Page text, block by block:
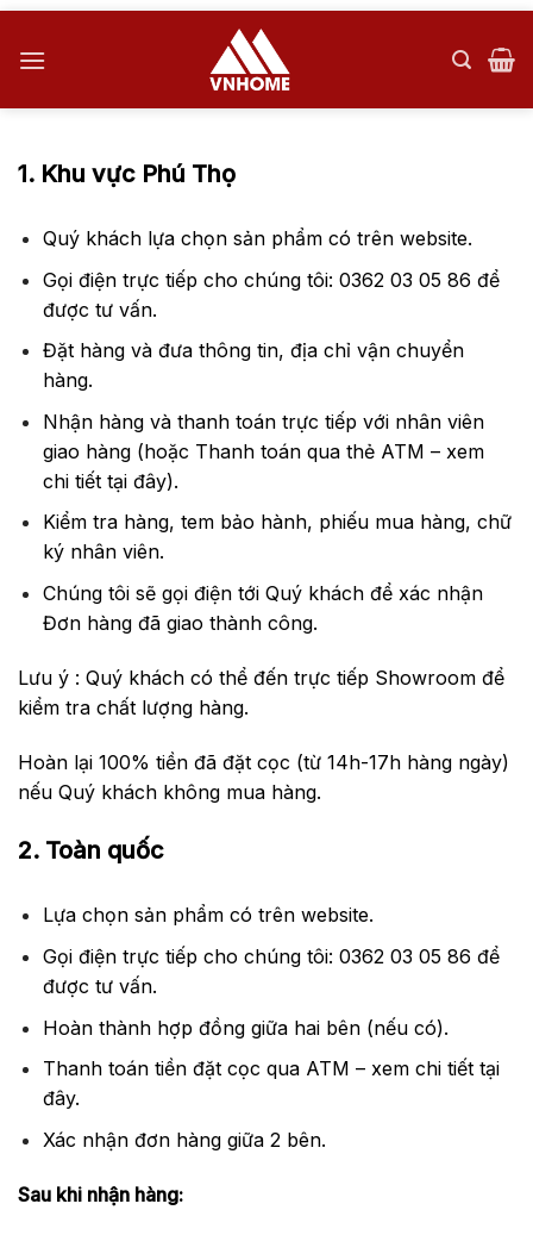
Skip
content
1. Khu vực Phú Thọ
Quý khách lựa chọn sản phẩm có trên website.
Gọi điện trực tiếp cho chúng tôi: 0362 03 05 86 để
được tư vấn.
Đặt hàng và đưa thông tin, địa chỉ vận chuyển
hàng.
Nhận hàng và thanh toán trực tiếp với nhân viên
giao hàng (hoặc Thanh toán qua thẻ ATM – xem
chi tiết tại đây).
Kiểm tra hàng, tem bảo hành, phiếu mua hàng, chữ
ký nhân viên.
Chúng tôi sẽ gọi điện tới Quý khách để xác nhận
Đơn hàng đã giao thành công.
Lưu ý : Quý khách có thể đến trực tiếp Showroom để
kiểm tra chất lượng hàng.
Hoàn lại 100% tiền đã đặt cọc (từ 14h-17h hàng ngày)
nếu Quý khách không mua hàng.
2. Toàn quốc
Lựa chọn sản phẩm có trên website.
Gọi điện trực tiếp cho chúng tôi: 0362 03 05 86 để
được tư vấn.
Hoàn thành hợp đồng giữa hai bên (nếu có).
Thanh toán tiền đặt cọc qua ATM – xem chi tiết tại
đây.
Xác nhận đơn hàng giữa 2 bên.
Sau khi nhận hàng: